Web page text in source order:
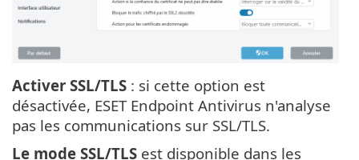
Activer SSL/TLS : si cette option est
désactivée, ESET Endpoint Antivirus n'analyse
pas les communications sur SSL/TLS.
Le mode SSL/TLS est disponible dans les